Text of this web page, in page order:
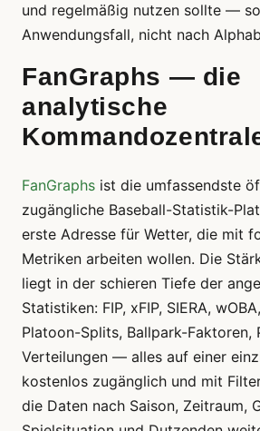
und regelmäßig nutzen sollte —
Anwendungsfall, nicht nach
FanGraphs — die
analytische
FanGraphs ist die umfassendste
zugängliche Baseball-Statistik-
erste Adresse für Wetter, die mit
Metriken arbeiten wollen. Die
liegt in der schieren Tiefe der
Statistiken: FIP, xFIP, SIERA,
Platoon-Splits, Ballpark-Faktoren,
Verteilungen — alles auf einer
kostenlos zugänglich und mit
die Daten nach Saison, Zeitraum,